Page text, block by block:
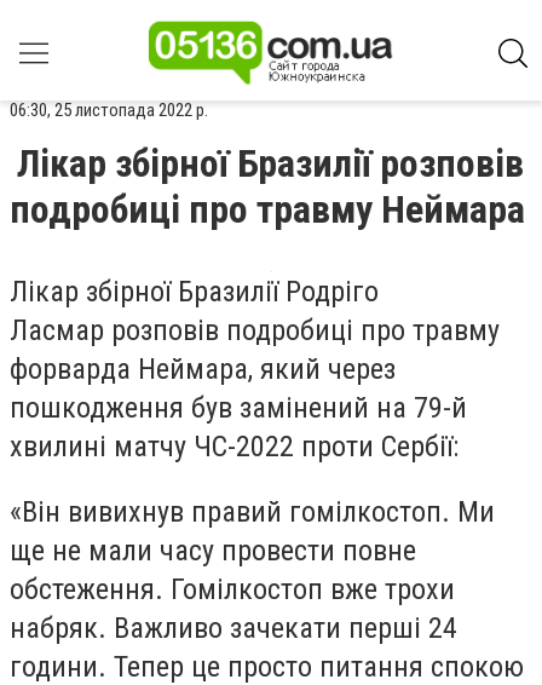
06:30, 25 листопада 2022 р.
Лікар збірної Бразилії розповів
подробиці про травму Неймара
Лікар збірної Бразилії Родріго
Ласмар розповів подробиці про травму
форварда Неймара, який через
пошкодження був замінений на 79-й
хвилині матчу ЧС-2022 проти Сербії:
«Він вивихнув правий гомілкостоп. Ми
ще не мали часу провести повне
обстеження. Гомілкостоп вже трохи
набряк. Важливо зачекати перші 24
години. Тепер це просто питання спокою